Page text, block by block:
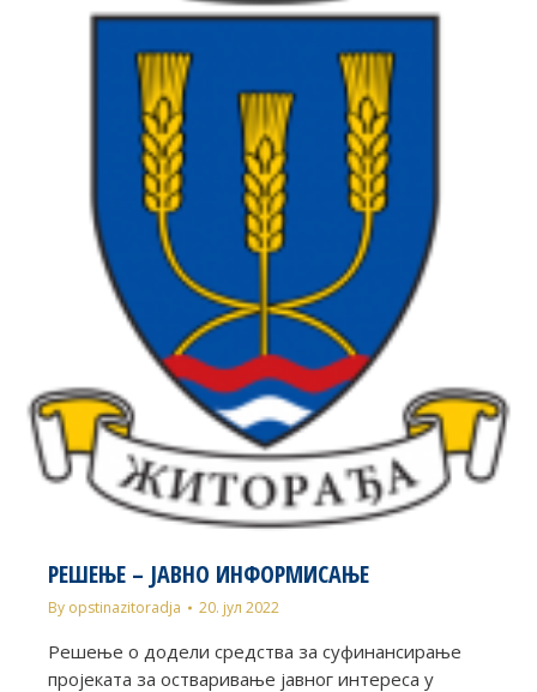
РЕШЕЊЕ – ЈАВНО ИНФОРМИСАЊЕ
By opstinazitoradja 20. јул 2022
Решење о додели средства за суфинансирање
пројеката за остваривање јавног интереса у